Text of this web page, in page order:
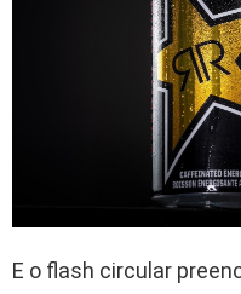
E o flash circular